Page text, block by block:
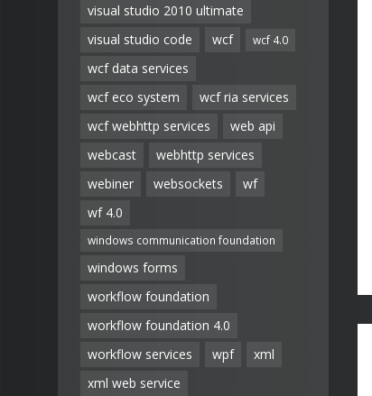
visual studio 2010 ultimate
visual studio code
wcf wcf 4.0
wcf data services
wcf eco system
wcf ria services
wcf webhttp services
web api
webcast
webhttp services
webiner
websockets
wf
wf 4.0
windows communication foundation
windows forms
workflow foundation
workflow foundation 4.0
workflow services
wpf
xml
xml web service